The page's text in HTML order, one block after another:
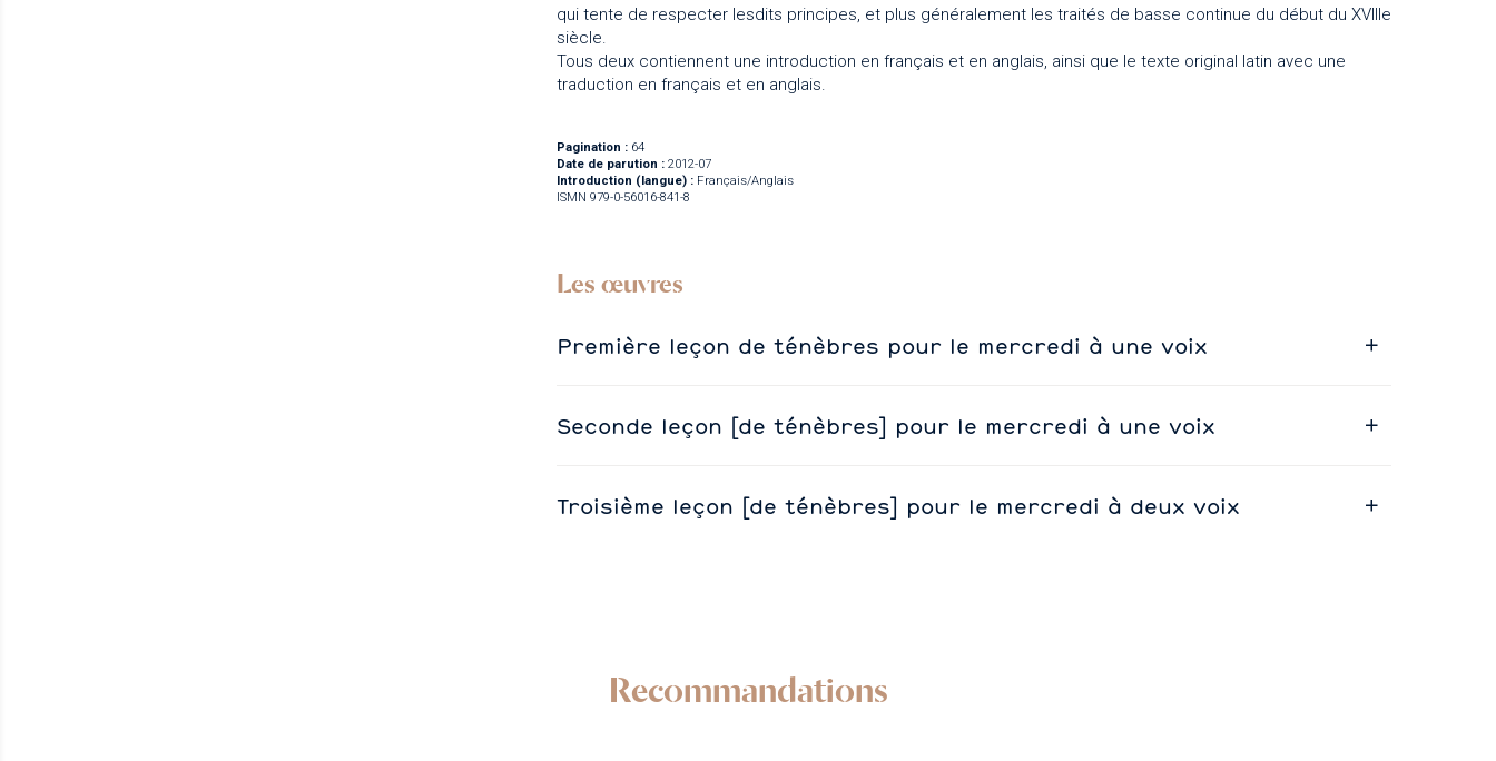
qui tente de respecter lesdits principes, et plus généralement les traités de basse continue du début du XVIIIe
siècle.
Tous deux contiennent une introduction en français et en anglais, ainsi que le texte original latin avec une
traduction en français et en anglais.
Pagination : 64
Date de parution : 2012-07
Introduction (langue) : Français/Anglais
ISMN 979-0-56016-841-8
Les œuvres
Première leçon de ténèbres pour le mercredi à une voix
Seconde leçon [de ténèbres] pour le mercredi à une voix
Troisième leçon [de ténèbres] pour le mercredi à deux voix
Recommandations